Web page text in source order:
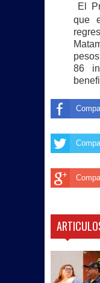
El
que
86